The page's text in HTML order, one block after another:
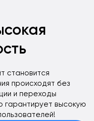
становится
происходят без
и переходы
гарантирует высокую